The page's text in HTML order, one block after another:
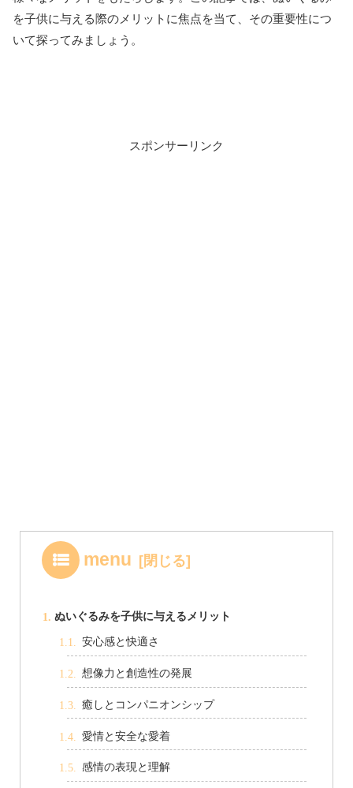
を子供に与える際のメリットに焦点を当て、その重要性につ
いて探ってみましょう。
スポンサーリンク
menu
ぬいぐるみを子供に与えるメリット
安心感と快適さ
想像力と創造性の発展
癒しとコンパニオンシップ
愛情と安全な愛着
感情の表現と理解